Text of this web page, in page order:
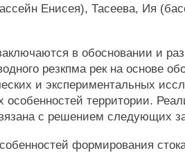
Енисея), Тасеева, Ия
в обосновании и
резкпма рек на основе
и экспериментальных
территории.
с решением следующих
формирования